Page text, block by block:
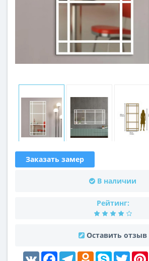
Заказать замер
В наличии
Рейтинг:
Оставить отзыв
VK FacebookTelegramOdnoklassniki
Skype Twitter